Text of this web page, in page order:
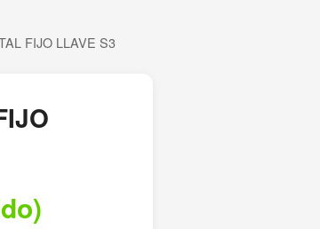
FIJO LLAVE S3